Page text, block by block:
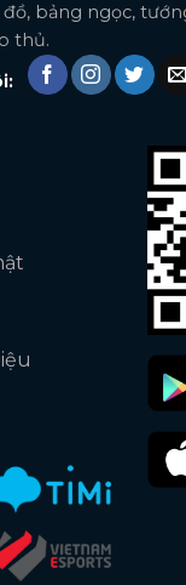
bảng ngọc,
thủ.